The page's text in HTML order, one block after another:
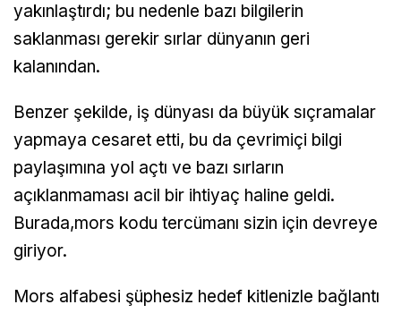
yakınlaştırdı; bu nedenle bazı bilgilerin
saklanması gerekir sırlar dünyanın geri
kalanından.
Benzer şekilde, iş dünyası da büyük sıçramalar
yapmaya cesaret etti, bu da çevrimiçi bilgi
paylaşımına yol açtı ve bazı sırların
açıklanmaması acil bir ihtiyaç haline geldi.
Burada,mors kodu tercümanı sizin için devreye
giriyor.
Mors alfabesi şüphesiz hedef kitlenizle bağlantı